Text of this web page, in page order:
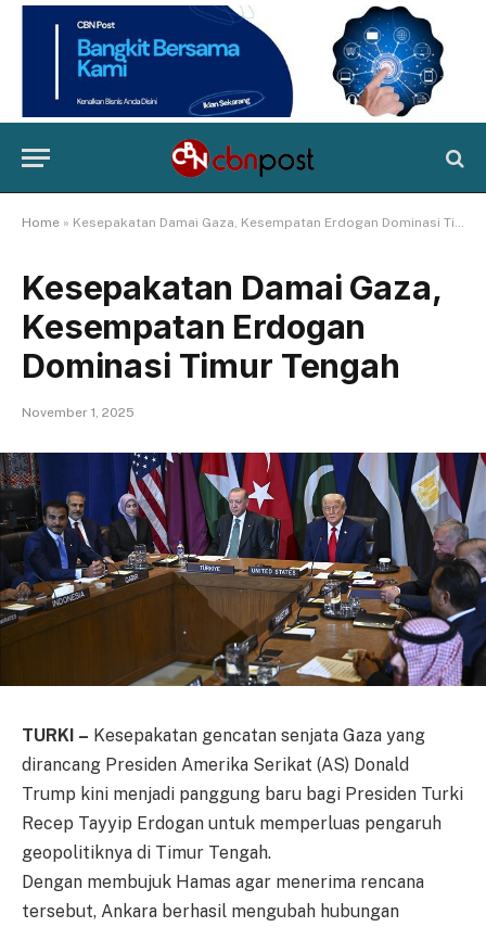
Home » Kesepakatan Damai Gaza, Kesempatan Erdogan Dominasi Timur Tengah
Kesepakatan Damai Gaza,
Kesempatan Erdogan
Dominasi Timur Tengah
November 1, 2025
TURKI – Kesepakatan gencatan senjata Gaza yang
dirancang Presiden Amerika Serikat (AS) Donald
Trump kini menjadi panggung baru bagi Presiden Turki
Recep Tayyip Erdogan untuk memperluas pengaruh
geopolitiknya di Timur Tengah.
Dengan membujuk Hamas agar menerima rencana
tersebut, Ankara berhasil mengubah hubungan